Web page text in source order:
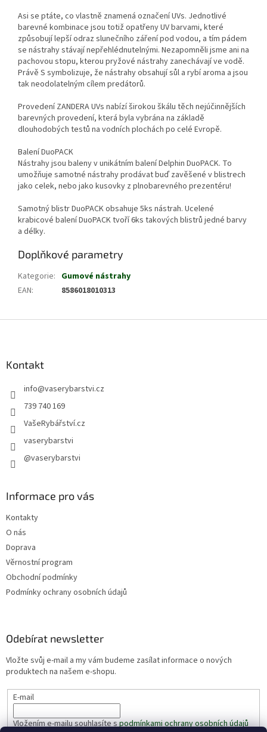
Asi se ptáte, co vlastně znamená označení UVs. Jednotlivé
barevné kombinace jsou totiž opatřeny UV barvami, které
způsobují lepší odraz slunečního záření pod vodou, a tím pádem
se nástrahy stávají nepřehlédnutelnými. Nezapomněli jsme ani na
pachovou stopu, kterou pryžové nástrahy zanechávají ve vodě.
Právě S symbolizuje, že nástrahy obsahují sůl a rybí aroma a jsou
tak neodolatelným cílem predátorů.
Provedení ZANDERA UVs nabízí širokou škálu těch nejúčinnějších
barevných provedení, která byla vybrána na základě
dlouhodobých testů na vodních plochách po celé Evropě.
Balení DuoPACK
Nástrahy jsou baleny v unikátním balení Delphin DuoPACK. To
umožňuje samotné nástrahy prodávat buď zavěšené v blistrech
jako celek, nebo jako kusovky z plnobarevného prezentéru!
Samotný blistr DuoPACK obsahuje 5ks nástrah. Ucelené
krabicové balení DuoPACK tvoří 6ks takových blistrů jedné barvy
a délky.
Doplňkové parametry
Kategorie: Gumové nástrahy
EAN: 8586018010313
Kontakt
info@vaserybarstvi.cz
739 740 169
VašeRybářství.cz
vaserybarstvi
@vaserybarstvi
Informace pro vás
Kontakty
O nás
Doprava
Věrnostní program
Obchodní podmínky
Podmínky ochrany osobních údajů
Odebírat newsletter
Vložte svůj e-mail a my vám budeme zasílat informace o nových
produktech na našem e-shopu.
E-mail
Vložením e-mailu souhlasíte spodmínkami ochrany osobních údajů